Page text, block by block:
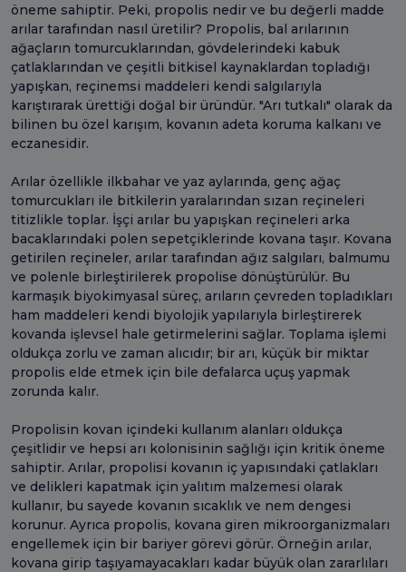
öneme sahiptir. Peki, propolis nedir ve bu değerli madde
arılar tarafından nasıl üretilir? Propolis, bal arılarının
ağaçların tomurcuklarından, gövdelerindeki kabuk
çatlaklarından ve çeşitli bitkisel kaynaklardan topladığı
yapışkan, reçinemsi maddeleri kendi salgılarıyla
karıştırarak ürettiği doğal bir üründür. "Arı tutkalı" olarak da
bilinen bu özel karışım, kovanın adeta koruma kalkanı ve
eczanesidir.
Arılar özellikle ilkbahar ve yaz aylarında, genç ağaç
tomurcukları ile bitkilerin yaralarından sızan reçineleri
titizlikle toplar. İşçi arılar bu yapışkan reçineleri arka
bacaklarındaki polen sepetçiklerinde kovana taşır. Kovana
getirilen reçineler, arılar tarafından ağız salgıları, balmumu
ve polenle birleştirilerek propolise dönüştürülür. Bu
karmaşık biyokimyasal süreç, arıların çevreden topladıkları
ham maddeleri kendi biyolojik yapılarıyla birleştirerek
kovanda işlevsel hale getirmelerini sağlar. Toplama işlemi
oldukça zorlu ve zaman alıcıdır; bir arı, küçük bir miktar
propolis elde etmek için bile defalarca uçuş yapmak
zorunda kalır.
Propolisin kovan içindeki kullanım alanları oldukça
çeşitlidir ve hepsi arı kolonisinin sağlığı için kritik öneme
sahiptir. Arılar, propolisi kovanın iç yapısındaki çatlakları
ve delikleri kapatmak için yalıtım malzemesi olarak
kullanır, bu sayede kovanın sıcaklık ve nem dengesi
korunur. Ayrıca propolis, kovana giren mikroorganizmaları
engellemek için bir bariyer görevi görür. Örneğin arılar,
kovana girip taşıyamayacakları kadar büyük olan zararlıları